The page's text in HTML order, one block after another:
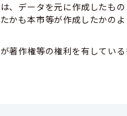
、データを元に作成したも
かも本市等が作成したかの
著作権等の権利を有してい